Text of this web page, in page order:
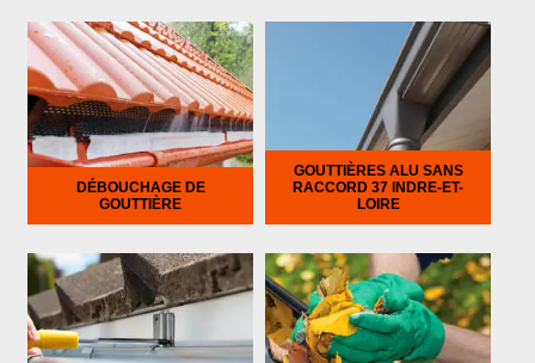
DÉBOUCHAGE DE
GOUTTIÈRE
GOUTTIÈRES ALU SANS
RACCORD 37 INDRE-ET-
LOIRE